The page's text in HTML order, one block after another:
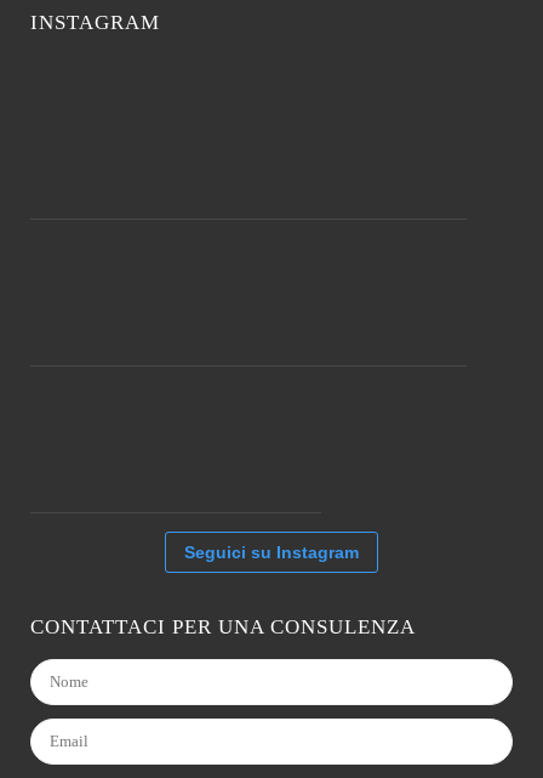
INSTAGRAM
Seguici su Instagram
CONTATTACI PER UNA CONSULENZA